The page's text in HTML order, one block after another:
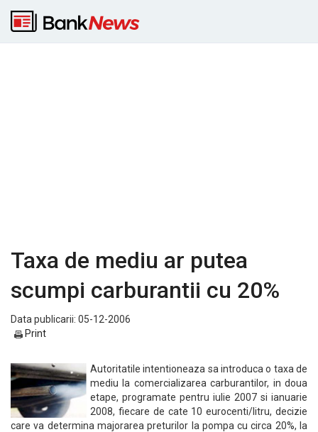
Taxa de mediu ar putea
scumpi carburantii cu 20%
Data publicarii: 05-12-2006
Print
Autoritatile intentioneaza sa introduca o taxa de
mediu la comercializarea carburantilor, in doua
etape, programate pentru iulie 2007 si ianuarie
2008, fiecare de cate 10 eurocenti/litru, decizie
care va determina majorarea preturilor la pompa cu circa 20%, la